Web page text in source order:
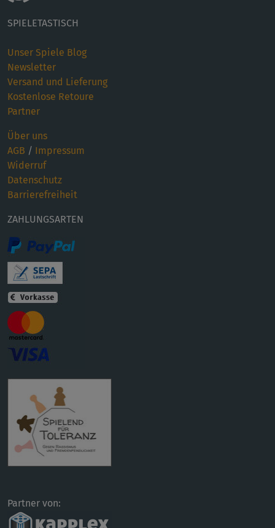
SPIELETASTISCH
Unser Spiele Blog
Newsletter
Versand und Lieferung
Kostenlose Retoure
Partner
Über uns
AGB / Impressum
Widerruf
Datenschutz
Barrierefreiheit
ZAHLUNGSARTEN
Partner von: